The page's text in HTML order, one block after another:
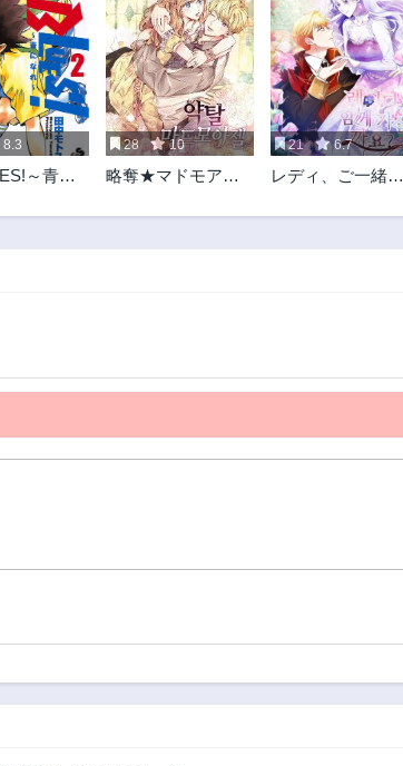
8.3
～青に
28 10
略奪★マドモアゼ
21 6.7
レディ、ご一緒に